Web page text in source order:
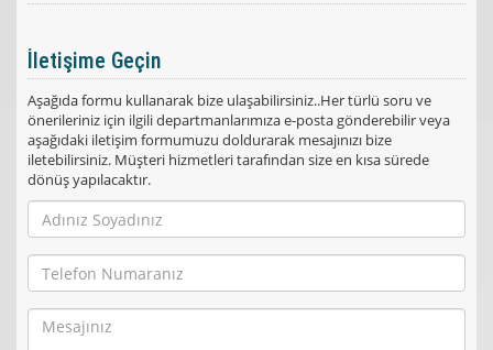
İletişime Geçin
Aşağıda formu kullanarak bize ulaşabilirsiniz..Her türlü soru ve
önerileriniz için ilgili departmanlarımıza e-posta gönderebilir veya
aşağıdaki iletişim formumuzu doldurarak mesajınızı bize
iletebilirsiniz. Müşteri hizmetleri tarafından size en kısa sürede
dönüş yapılacaktır.